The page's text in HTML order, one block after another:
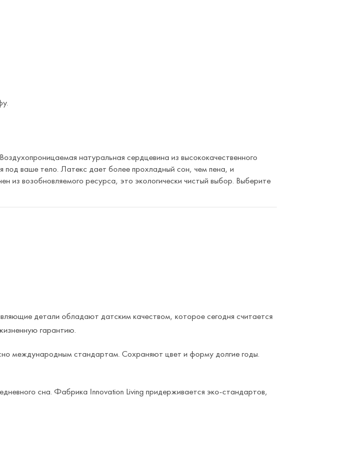
натуральная сердцевина из высококачественного
под ваше тело. Латекс дает более прохладный сон, чем пена, и
из возобновляемого ресурса, это экологически чистый выбор. Выберите
детали обладают датским качеством, которое сегодня считается
гарантию.
международным стандартам. Сохраняют цвет и форму долгие годы.
сна. Фабрика Innovation Living придерживается эко-стандартов,